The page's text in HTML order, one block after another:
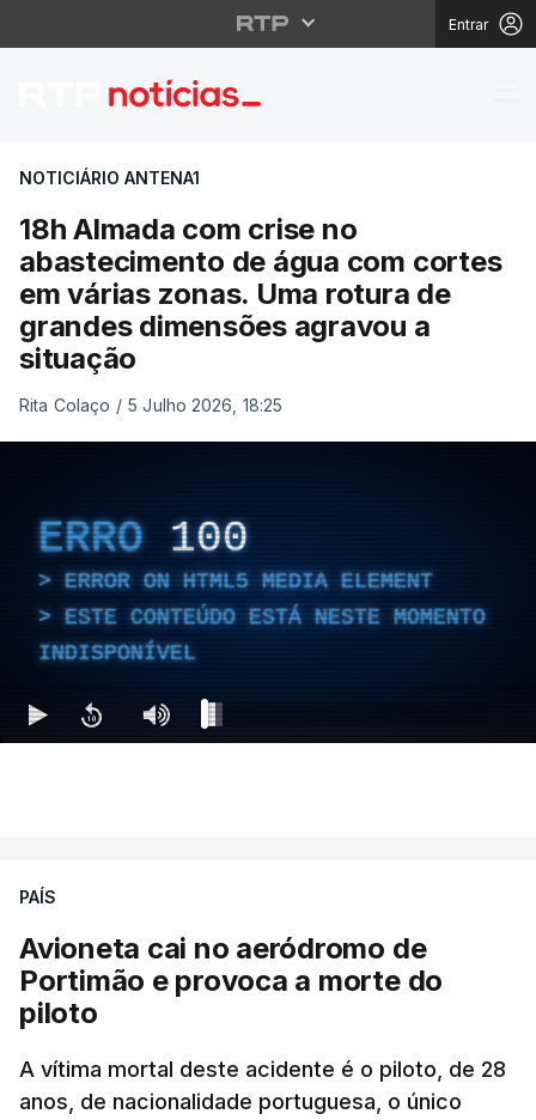
Entrar
18h Almada com
NOTICIÁRIO ANTENA1
18h Almada com crise no
abastecimento de água com cortes
em várias zonas. Uma rotura de
grandes dimensões agravou a
situação
Rita Colaço / 5 Julho 2026, 18:25
ERRO 100
ERROR ON HTML5 MEDIA ELEMENT
ESTE CONTEÚDO ESTÁ NESTE MOMENTO
INDISPONÍVEL
PAÍS
Avioneta cai no aeródromo de
Portimão e provoca a morte do
piloto
A vítima mortal deste acidente é o piloto, de 28
anos, de nacionalidade portuguesa, o único